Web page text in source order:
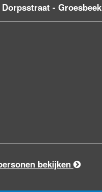
- Groesbeek
bekijken